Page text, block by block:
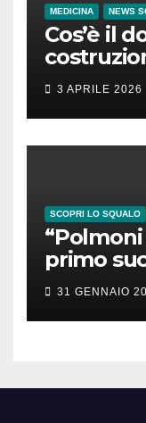
MEDICINA NEWS
Cos’è il
3 APRILE 2026
SCOPRI LO SQUALO
primo
31 GENNAIO